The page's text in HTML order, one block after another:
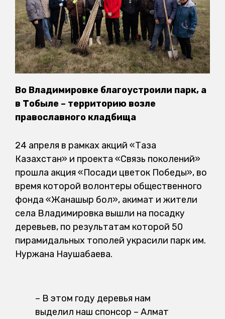
Во Владимировке благоустроили парк, а
в Тобыле – территорию возле
православного кладбища
24 апреля в рамках акций «Таза
Казахстан» и проекта «Связь поколений»
прошла акция «Посади цветок Победы», во
время которой волонтеры общественного
фонда «Жанашыр бол», акимат и жители
села Владимировка вышли на посадку
деревьев, по результатам которой 50
пирамидальных тополей украсили парк им.
Нуржана Наушабаева.
– В этом году деревья нам
выделил наш спонсор – Алмат